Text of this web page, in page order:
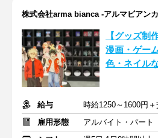
株式会社arma bianca -アルマビアン
【グッズ制
漫画・ゲー
色・ネイル
給与
時給1250～1600円
雇用形態
アルバイト・パート